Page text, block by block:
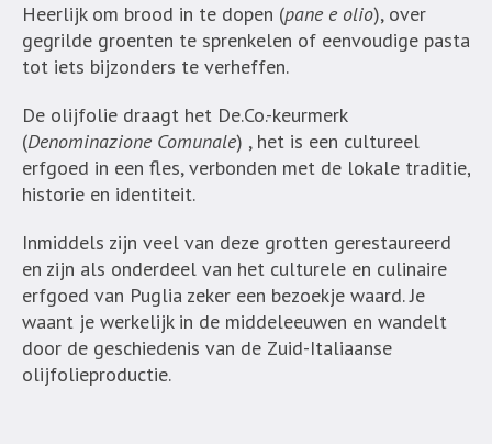
Heerlijk om brood in te dopen (pane e olio), over
gegrilde groenten te sprenkelen of eenvoudige pasta
tot iets bijzonders te verheffen.
De olijfolie draagt het De.Co.-keurmerk
(Denominazione Comunale) , het is een cultureel
erfgoed in een fles, verbonden met de lokale traditie,
historie en identiteit.
Inmiddels zijn veel van deze grotten gerestaureerd
en zijn als onderdeel van het culturele en culinaire
erfgoed van Puglia zeker een bezoekje waard. Je
waant je werkelijk in de middeleeuwen en wandelt
door de geschiedenis van de Zuid-Italiaanse
olijfolieproductie.